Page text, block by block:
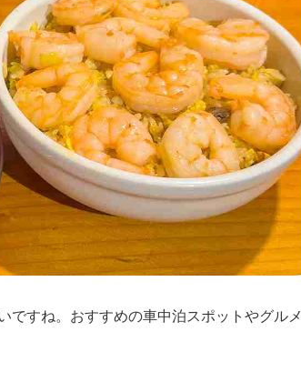
ですね。おすすめの車中泊スポットやグルメ